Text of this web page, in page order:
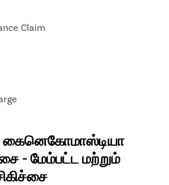
Claim
கைனெகோமாஸ்டியா
- மேம்பட்ட மற்றும்